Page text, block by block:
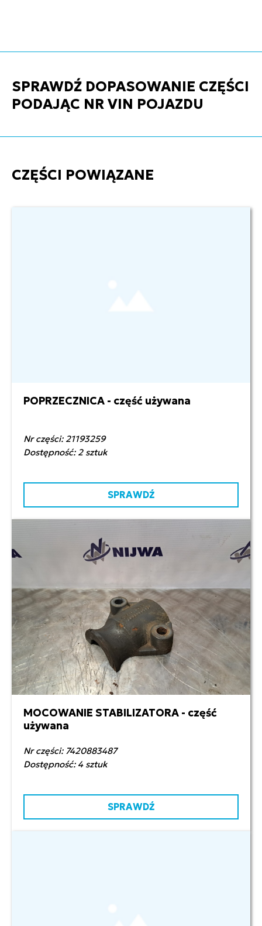
SPRAWDŹ DOPASOWANIE CZĘŚCI
PODAJĄC NR VIN POJAZDU
CZĘŚCI POWIĄZANE
450,00 zł netto
POPRZECZNICA - część używana
Nr części: 21193259
Dostępność: 2 sztuk
SPRAWDŹ
120,00 zł netto
MOCOWANIE STABILIZATORA - część
używana
Nr części: 7420883487
Dostępność: 4 sztuk
SPRAWDŹ